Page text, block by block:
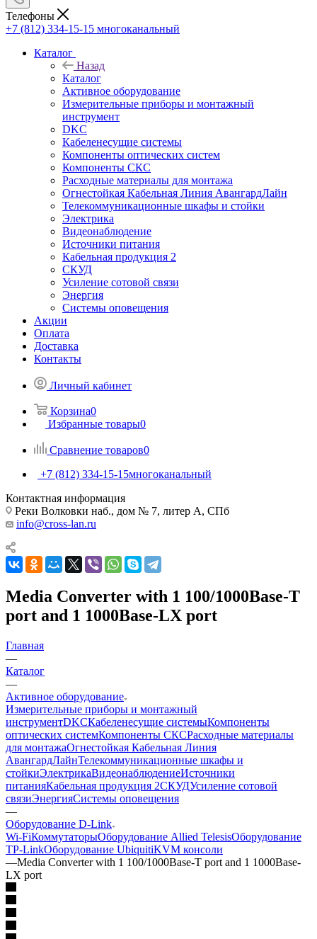
Телефоны
+7 (812) 334-15-15 многоканальный
Каталог
Назад
Каталог
Активное оборудование
Измерительные приборы и монтажный
инструмент
DKC
Кабеленесущие системы
Компоненты оптических систем
Компоненты СКС
Расходные материалы для монтажа
Огнестойкая Кабельная Линия АвангардЛайн
Телекоммуникационные шкафы и стойки
Электрика
Видеонаблюдение
Источники питания
Кабельная продукция 2
СКУД
Усиление сотовой связи
Энергия
Системы оповещения
Акции
Оплата
Доставка
Контакты
Личный кабинет
Корзина0
Избранные товары0
Сравнение товаров0
+7 (812) 334-15-15многоканальный
Контактная информация
Реки Волковки наб., дом № 7, литер А, СПб
info@cross-lan.ru
Media Converter with 1 100/1000Base-T
port and 1 1000Base-LX port
Главная
—
Каталог
—
Активное оборудование
Измерительные приборы и монтажный
инструментDKCКабеленесущие системыКомпоненты
оптических системКомпоненты СКСРасходные материалы
для монтажаОгнестойкая Кабельная Линия
АвангардЛайнТелекоммуникационные шкафы и
стойкиЭлектрикаВидеонаблюдениеИсточники
питанияКабельная продукция 2СКУДУсиление сотовой
связиЭнергияСистемы оповещения
—
Оборудование D-Link
Wi-FiКоммутаторыОборудование Allied TelesisОборудование
TP-LinkОборудование UbiquitiKVM консоли
—Media Converter with 1 100/1000Base-T port and 1 1000Base-
LX port